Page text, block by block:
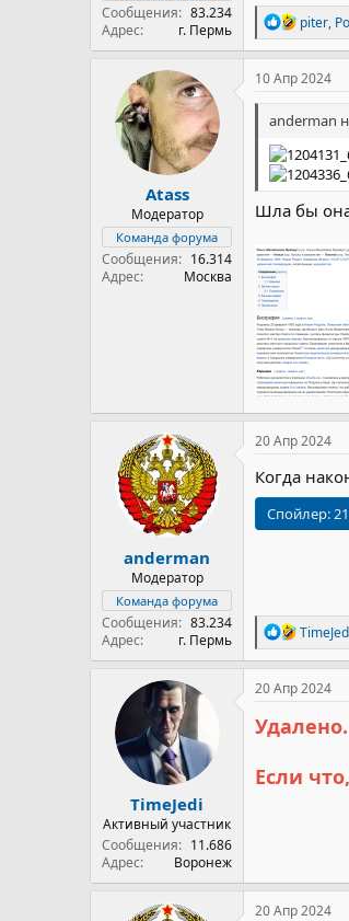
Сообщения
83.234
Адрес
г. Пермь
Р
е
а
к
и
piter,
Atass
Модератор
Команда форума
Сообщения
16.314
Адрес
Москва
10 Апр 2024
anderman
Шла бы она
anderman
Модератор
Команда форума
Сообщения
83.234
Адрес
г. Пермь
20 Апр 2024
Когда
Спойлер:
Р
е
а
к
и
TimeJedi
Активный участник
Сообщения
11.686
Адрес
Воронеж
20 Апр 2024
Если
20 Апр 2024